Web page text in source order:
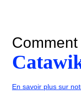
En savoir plus sur